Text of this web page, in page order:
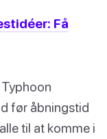
Få
før åbningstid
til at komme i